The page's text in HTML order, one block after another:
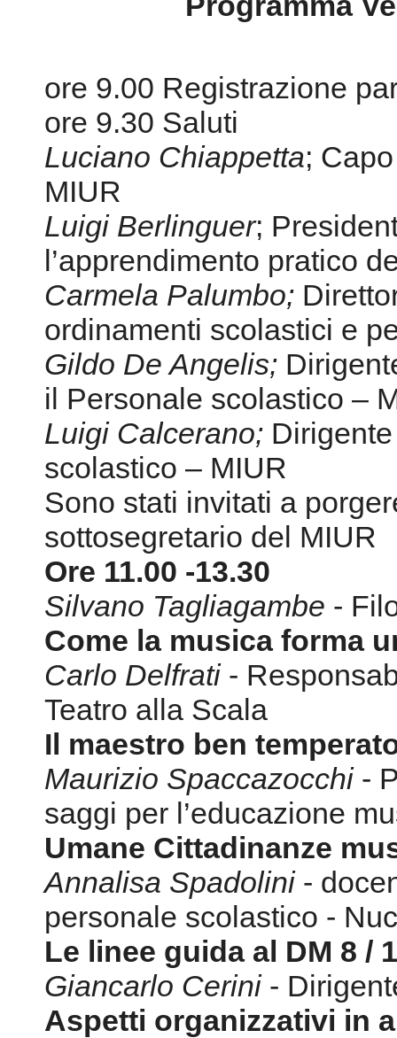
ore 9.00 Registrazione
ore 9.30 Saluti
Luciano Chiappetta;
MIUR
Luigi Berlinguer;
l’apprendimento pratico
Carmela Palumbo;
ordinamenti scolastici e
Gildo De Angelis;
il Personale scolastico –
Luigi Calcerano;
scolastico – MIUR
Sono stati invitati a
sottosegretario del MIUR
Ore 11.00 -13.30
Silvano Tagliagambe -
Come la musica forma
Carlo Delfrati-
Teatro alla Scala
Il maestro ben
Maurizio Spaccazocchi-
saggi per l’educazione
Umane Cittadinanze
Annalisa Spadolini -
personale scolastico -
Le linee guida al DM 8 /
Giancarlo Cerini-
Aspetti organizzativi in